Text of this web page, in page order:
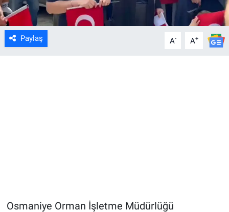
Paylaş A- A+
Osmaniye Orman İşletme Müdürlüğü